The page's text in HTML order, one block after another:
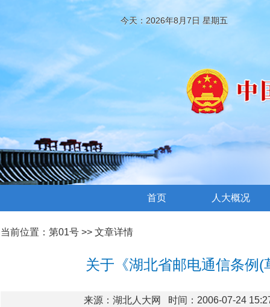
今天：2026年8月7日 星期五
首页 人大概况
当前位置： 第01号 >> 文章详情
关于《湖北省邮电通信条例(
来源：湖北人大网 时间：2006-07-24